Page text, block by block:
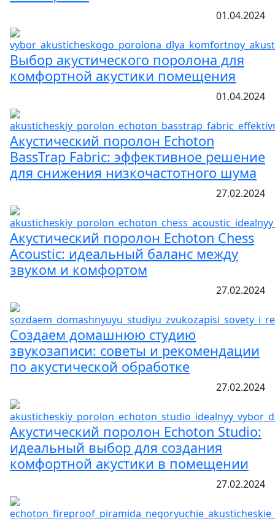
01.04.2024
Выбор акустического поролона для
комфортной акустики помещения
01.04.2024
Акустический поролон Echoton
BassTrap Fabric: эффективное решение
для снижения низкочастотного шума
27.02.2024
Акустический поролон Echoton Chess
Acoustic: идеальный баланс между
звуком и комфортом
27.02.2024
Создаем домашнюю студию
звукозаписи: советы и рекомендации
по акустической обработке
27.02.2024
Акустический поролон Echoton Studio:
идеальный выбор для создания
комфортной акустики в помещении
27.02.2024